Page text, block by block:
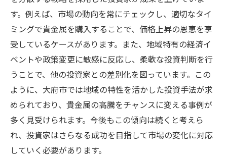
す。例えば、市場の動向を常にチェックし、適切なタイ
ミングで貴金属を購入することで、価格上昇の恩恵を享
受しているケースがあります。また、地域特有の経済イ
ベントや政策変更に敏感に反応し、柔軟な投資判断を行
うことで、他の投資家との差別化を図っています。この
ように、大府市では地域の特性を活かした投資手法が求
められており、貴金属の高騰をチャンスに変える事例が
多く見受けられます。今後もこの傾向は続くと考えら
れ、投資家はさらなる成功を目指して市場の変化に対応
していく必要があります。